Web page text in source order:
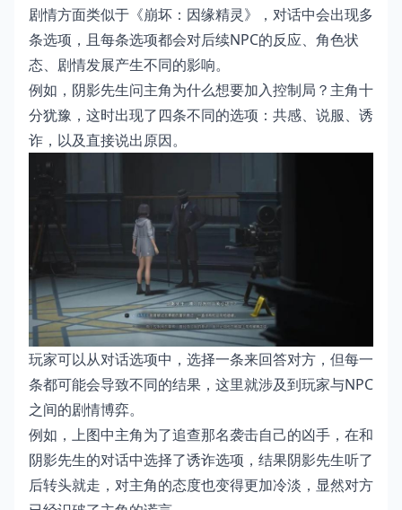
剧情方面类似于《崩坏：因缘精灵》，对话中会出现多
条选项，且每条选项都会对后续NPC的反应、角色状
态、剧情发展产生不同的影响。
例如，阴影先生问主角为什么想要加入控制局？主角十
分犹豫，这时出现了四条不同的选项：共感、说服、诱
诈，以及直接说出原因。
玩家可以从对话选项中，选择一条来回答对方，但每一
条都可能会导致不同的结果，这里就涉及到玩家与NPC
之间的剧情博弈。
例如，上图中主角为了追查那名袭击自己的凶手，在和
阴影先生的对话中选择了诱诈选项，结果阴影先生听了
后转头就走，对主角的态度也变得更加冷淡，显然对方